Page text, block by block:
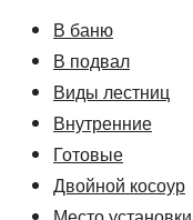
В баню
В подвал
Виды лестниц
Внутренние
Готовые
Двойной косоур